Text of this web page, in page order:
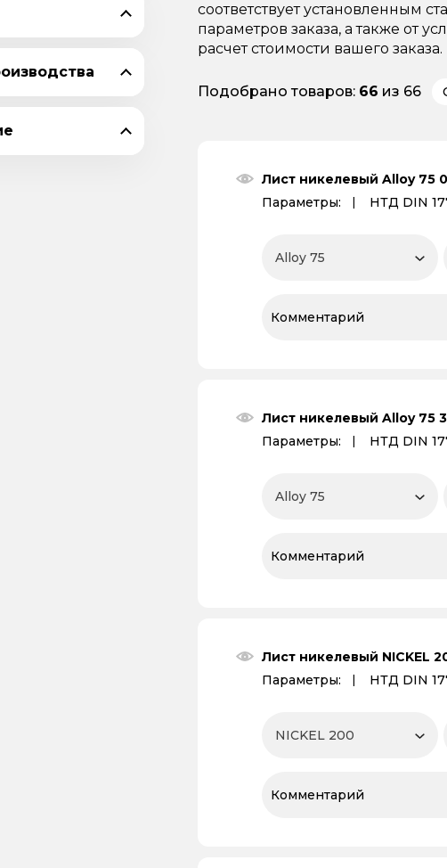
соответствует установленным
параметров заказа, а также от
расчет стоимости вашего заказа.
Подобрано товаров: 66 из 66
Лист никелевый Alloy 75
Параметры:
НТД DIN
Лист никелевый Alloy 75
Параметры:
НТД DIN
Лист никелевый NICKEL
Параметры:
НТД DIN